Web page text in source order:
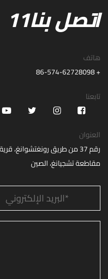
اتصل بنا11
هاتف
+ 86-574-62728098
تابعنا
العنوان
رقم 37 من طريق رونغتشوانغ،
مقاطعة تشجيانغ، الصين